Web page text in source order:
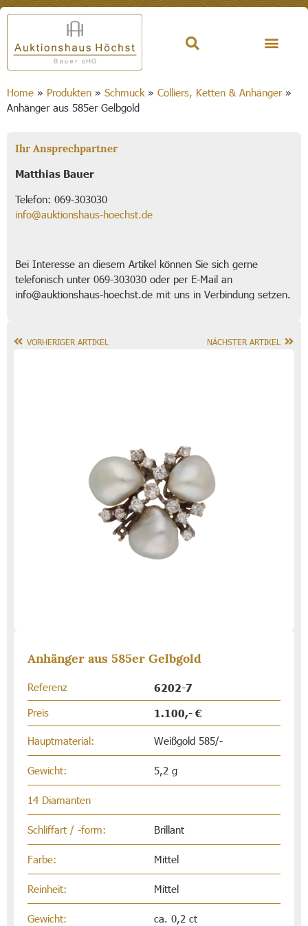
Home » Produkten » Schmuck» Colliers, Ketten & Anhänger»
Anhänger aus 585er Gelbgold
Ihr Ansprechpartner
Matthias Bauer
Telefon: 069-303030
info@auktionshaus-hoechst.de
Bei Interesse an diesem Artikel können Sie sich gerne
telefonisch unter 069-303030 oder per E-Mail an
info@auktionshaus-hoechst.de mit uns in Verbindung setzen.
VORHERIGER ARTIKEL NÄCHSTER ARTIKEL
Anhänger aus 585er Gelbgold
Referenz 6202-7
Preis 1.100,- €
Hauptmaterial: Weißgold 585/-
Gewicht: 5,2 g
14 Diamanten
Schliffart / -form: Brillant
Farbe: Mittel
Reinheit: Mittel
Gewicht: ca. 0,2 ct